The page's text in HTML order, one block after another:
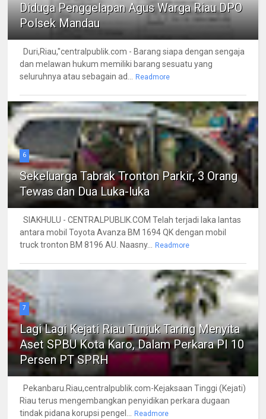
Diduga Penggelapan Agus Warga Riau DPO
Polsek Mandau
Duri,Riau,"centralpublik.com - Barang siapa dengan sengaja
dan melawan hukum memiliki barang sesuatu yang
seluruhnya atau sebagain ad... Readmore
6
Sekeluarga Tabrak Tronton Parkir, 3 Orang
Tewas dan Dua Luka-luka
SIAKHULU - CENTRALPUBLIK.COM Telah terjadi laka lantas
antara mobil Toyota Avanza BM 1694 QK dengan mobil
truck tronton BM 8196 AU. Naasny... Readmore
7
Lagi Lagi Kejati Riau Tunjuk Taring Menyita
Aset SPBU Kota Karo, Dalam Perkara PI 10
Persen PT SPRH
Pekanbaru.Riau,centralpublik.com-Kejaksaan Tinggi (Kejati)
Riau terus mengembangkan penyidikan perkara dugaan
tindak pidana korupsi pengel... Readmore